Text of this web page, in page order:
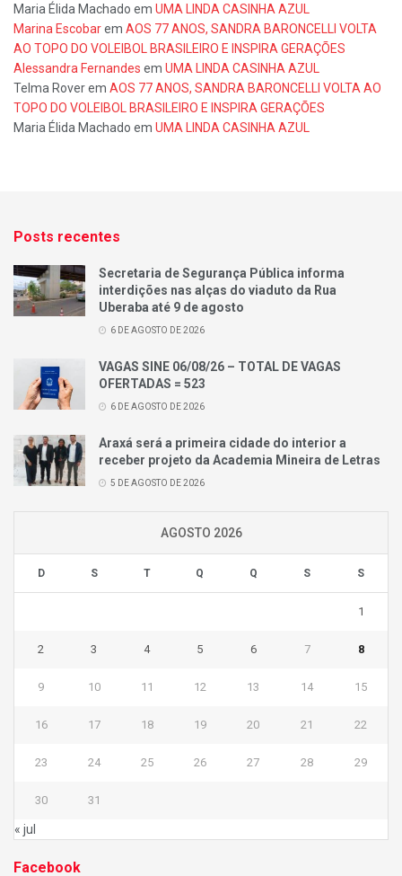
Maria Élida Machado em UMA LINDA CASINHA AZUL
Marina Escobarem AOS 77 ANOS, SANDRA BARONCELLI VOLTA
AO TOPO DO VOLEIBOL BRASILEIRO E INSPIRA GERAÇÕES
Alessandra Fernandes em UMA LINDA CASINHA AZUL
Telma Roverem AOS 77 ANOS, SANDRA BARONCELLI VOLTA AO
TOPO DO VOLEIBOL BRASILEIRO E INSPIRA GERAÇÕES
Maria Élida Machado em UMA LINDA CASINHA AZUL
Posts recentes
Secretaria de Segurança Pública informa
interdições nas alças do viaduto da Rua
Uberaba até 9 de agosto
6 DE AGOSTO DE 2026
VAGAS SINE 06/08/26 – TOTAL DE VAGAS
OFERTADAS = 523
6 DE AGOSTO DE 2026
Araxá será a primeira cidade do interior a
receber projeto da Academia Mineira de Letras
5 DE AGOSTO DE 2026
AGOSTO 2026
D S T Q Q S S
1
2 3 4 5 6 7 8
9 10 11 12 13 14 15
16 17 18 19 20 21 22
23 24 25 26 27 28 29
30 31
« jul
Facebook